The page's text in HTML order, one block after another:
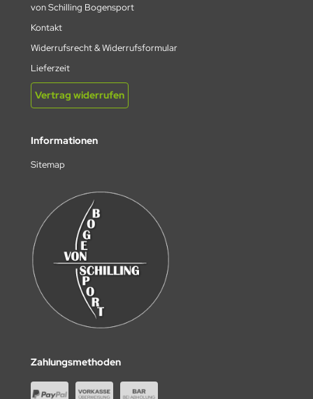
von Schilling Bogensport
Kontakt
Widerrufsrecht & Widerrufsformular
Lieferzeit
Vertrag widerrufen
Informationen
Sitemap
Zahlungsmethoden